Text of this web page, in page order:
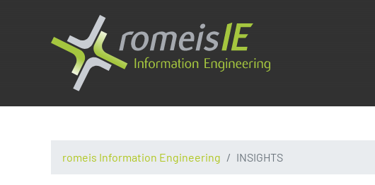
romeis Information Engineering INSIGHTS